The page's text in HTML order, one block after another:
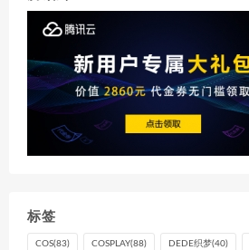
标签
COS(83) COSPLAY(88) DEDE织梦(40)